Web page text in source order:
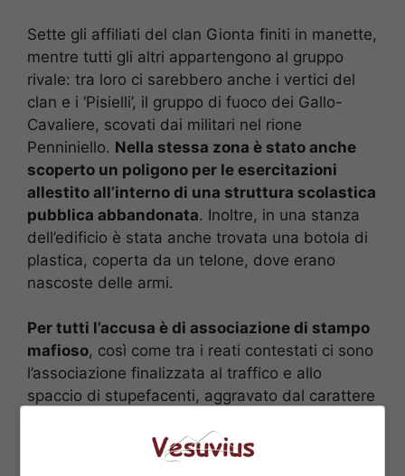
Sette gli affiliati del clan Gionta finiti in manette,
mentre tutti gli altri appartengono al gruppo
rivale: tra loro ci sarebbero anche i vertici del
clan e i ‘Pisielli’, il gruppo di fuoco dei Gallo-
Cavaliere, scovati dai militari nel rione
Penniniello. Nella stessa zona è stato anche
scoperto un poligono per le esercitazioni
allestito all’interno di una struttura scolastica
pubblica abbandonata. Inoltre, in una stanza
dell’edificio è stata anche trovata una botola di
plastica, coperta da un telone, dove erano
nascoste delle armi.
Per tutti l’accusa è di associazione di stampo
mafioso, così come tra i reati contestati ci sono
l’associazione finalizzata al traffico e allo
spaccio di stupefacenti, aggravato dal carattere
da fuoco e munizioni, aggravata dalla finalità
mafiosa, riciclaggio di capitali ed estorsione. Per